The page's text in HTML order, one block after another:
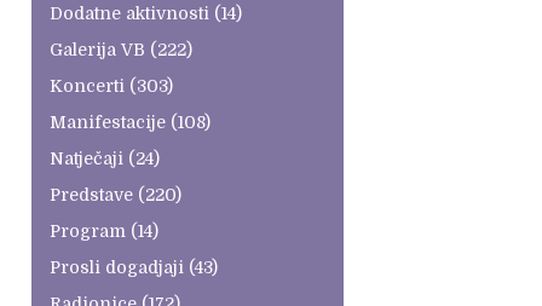
Dodatne aktivnosti (14)
Galerija VB (222)
Koncerti (303)
Manifestacije(108)
Natječaji (24)
Predstave(220)
Program (14)
Prosli dogadjaji (43)